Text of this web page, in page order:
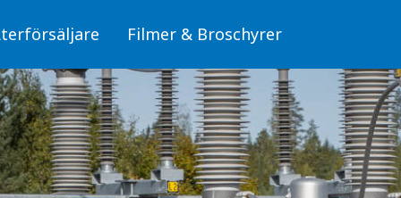
Fiber/OPTO
Skyltar för fiber (OPTO)
Stolpar för fiber (OPTO)
Filmer & Broschyrer
Skyltar
Skyltar för elanläggningar